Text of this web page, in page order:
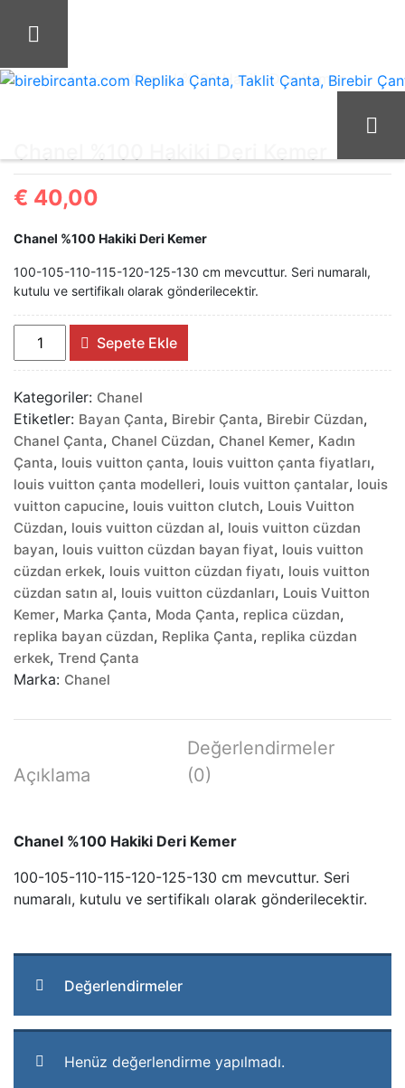
Ana SayfaChanel Chanel %100 Hakiki Deri Kemer
€ 40,00
Chanel %100 Hakiki Deri Kemer
100-105-110-115-120-125-130 cm mevcuttur. Seri numaralı,
kutulu ve sertifikalı olarak gönderilecektir.
Chanel
%100
Deri
Kemer
adet
Sepete Ekle
Kategoriler: Chanel
Etiketler: Bayan Çanta, Birebir Çanta, Birebir Cüzdan,
Chanel Çanta, Chanel Cüzdan, Chanel Kemer, Kadın
Çanta, louis vuitton çanta, louis vuitton çanta fiyatları,
louis vuitton çanta modelleri, louis vuitton çantalar, louis
vuitton capucine, louis vuitton clutch, Louis Vuitton
Cüzdan, louis vuitton cüzdan al, louis vuitton cüzdan
bayan, louis vuitton cüzdan bayan fiyat, louis vuitton
cüzdan erkek, louis vuitton cüzdan fiyatı, louis vuitton
cüzdan satın al, louis vuitton cüzdanları, Louis Vuitton
Kemer, Marka Çanta, Moda Çanta, replica cüzdan,
replika bayan cüzdan, Replika Çanta, replika cüzdan
erkek, Trend Çanta
Marka: Chanel
Açıklama
Değerlendirmeler
(0)
Chanel %100 Hakiki Deri Kemer
100-105-110-115-120-125-130 cm mevcuttur. Seri
numaralı, kutulu ve sertifikalı olarak gönderilecektir.
Değerlendirmeler
Henüz değerlendirme yapılmadı.